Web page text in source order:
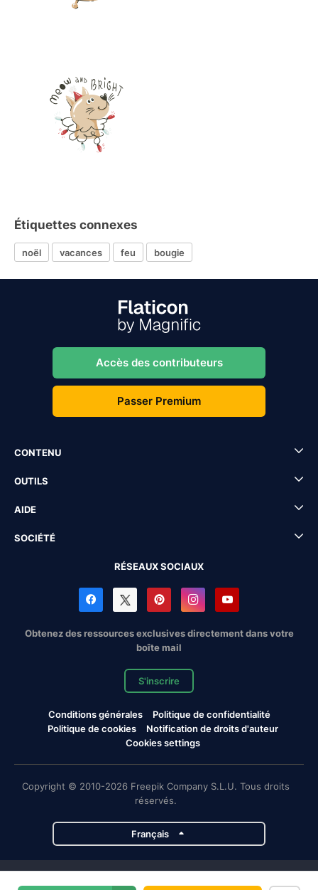
Étiquettes connexes
noël vacances feu bougie
Accès des contributeurs
Passer Premium
CONTENU
OUTILS
AIDE
SOCIÉTÉ
RÉSEAUX SOCIAUX
Obtenez des ressources exclusives directement dans votre
boîte mail
S'inscrire
Conditions générales
Politique de confidentialité
Politique de cookies
Notification de droits d'auteur
Cookies settings
Copyright © 2010-2026 Freepik Company S.L.U. Tous droits
réservés.
Français